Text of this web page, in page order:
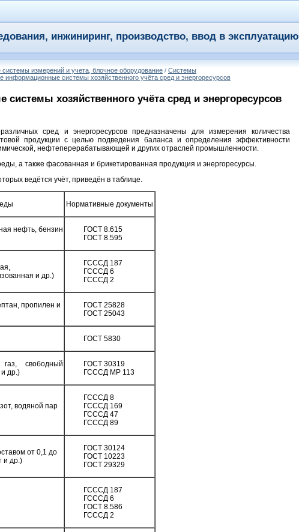
инжиниринг, производство, ввод в эксплуатацию
измерений и учета, блочное оборудование / Системы
информационные системы хозяйственного учёта сред и энергоресурсов
хозяйственного учёта сред и энергоресурсов
сред и энергоресурсов предназначены для измерения количества
продукции с целью подведения баланса и определения эффективности
нефтеперерабатывающей и других отраслей промышленности.
а также фасованная и брикетированная продукция и энергоресурсы.
ведётся учёт, приведён в таблице.
Нормативные документы
нефть, бензин
ГОСТ 8.615
ГОСТ 8.595
и др.)
ГСССД 187
ГСССД 6
ГСССД 2
пропилен и
ГОСТ 25828
ГОСТ 25043
ГОСТ 5830
свободный
др.)
ГОСТ 30319
ГСССД МР 113
водяной пар
ГСССД 8
ГСССД 169
ГСССД 47
ГСССД 89
от 0,1 до
и др.)
ГОСТ 30124
ГОСТ 10223
ГОСТ 29329
ГСССД 187
ГСССД 6
ГОСТ 8.586
ГСССД 2